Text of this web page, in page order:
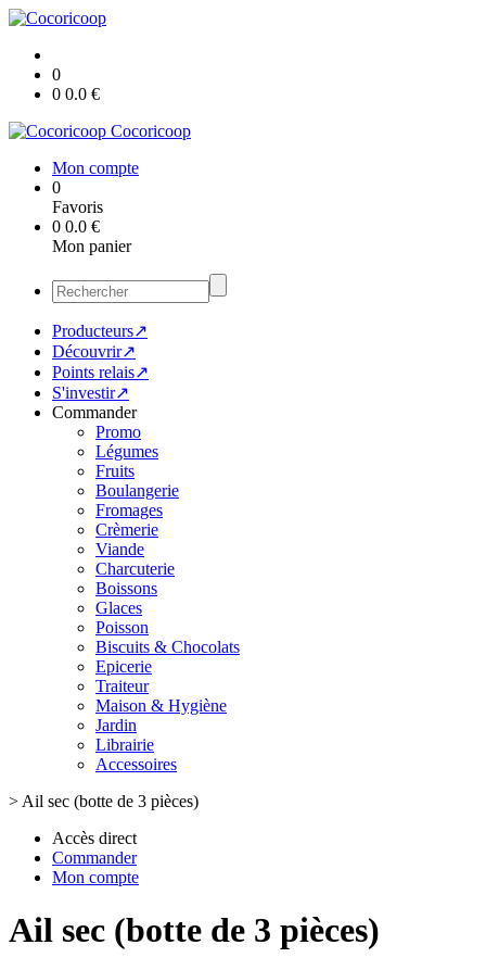
0
0 0.0 €
Cocoricoop
Mon compte
0
Favoris
0 0.0 €
Mon panier
Producteurs↗
Découvrir↗
Points relais↗
S'investir↗
Commander
Promo
Légumes
Fruits
Boulangerie
Fromages
Crèmerie
Viande
Charcuterie
Boissons
Glaces
Poisson
Biscuits & Chocolats
Epicerie
Traiteur
Maison & Hygiène
Jardin
Librairie
Accessoires
> Ail sec (botte de 3 pièces)
Accès direct
Commander
Mon compte
Ail sec (botte de 3 pièces)